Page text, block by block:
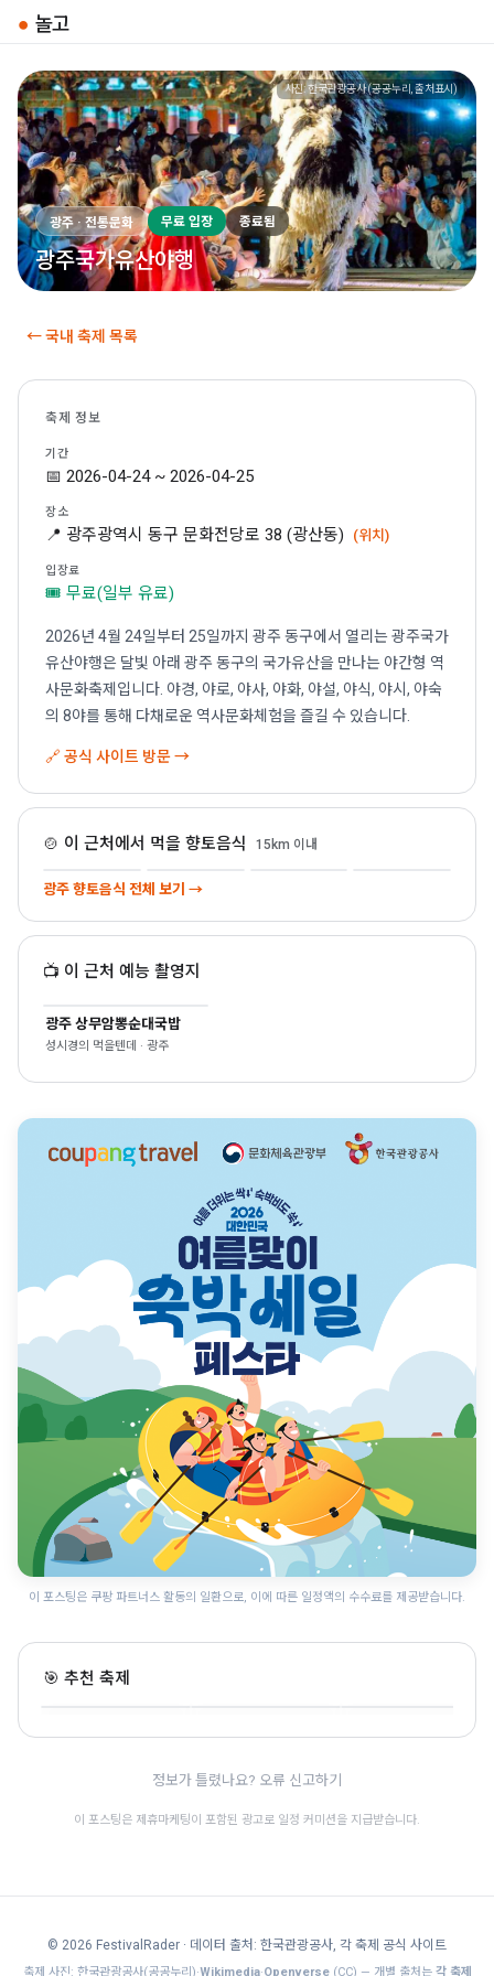
● 놀고
사진: 한국관광공사 (공공누리, 출처표시)
광주 · 전통문화 무료 입장 종료됨
광주국가유산야행
← 국내 축제 목록
축제 정보
기간
📅 2026-04-24 ~ 2026-04-25
장소
📍 광주광역시 동구 문화전당로 38 (광산동) (위치)
입장료
🎟 무료(일부 유료)
2026년 4월 24일부터 25일까지 광주 동구에서 열리는 광주국가
유산야행은 달빛 아래 광주 동구의 국가유산을 만나는 야간형 역
사문화축제입니다. 야경, 야로, 야사, 야화, 야설, 야식, 야시, 야숙
의 8야를 통해 다채로운 역사문화체험을 즐길 수 있습니다.
🔗 공식 사이트 방문 →
🍲 이 근처에서 먹을 향토음식 15km 이내
🍱
광주 한정식
🥬
상추튀김
맛집 →
오리탕
광주 향토음식 전체 보기 →
📺 이 근처 예능 촬영지
광주 상무암뽕순대국밥
성시경의 먹을텐데 · 광주
이 포스팅은 쿠팡 파트너스 활동의 일환으로, 이에 따른 일정액의 수수료를 제공받습니다.
🎯 추천 축제
광주 추억의 충장축제
정보가 틀렸나요? 오류 신고하기
이 포스팅은 제휴마케팅이 포함된 광고로 일정 커미션을 지급받습니다.
© 2026 FestivalRader · 데이터 출처: 한국관광공사, 각 축제 공식 사이트
축제 사진: 한국관광공사(공공누리)·Wikimedia·Openverse(CC) — 개별 출처는 각 축제